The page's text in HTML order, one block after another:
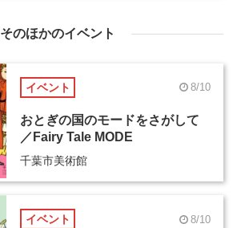
そのほかのイベント
イベント 8/10
おとぎの国のモードをさがして
／Fairy Tale MODE
千葉市美術館
イベント 8/10